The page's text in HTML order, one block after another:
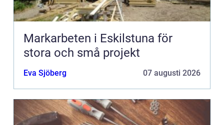
Markarbeten i Eskilstuna för
stora och små projekt
Eva Sjöberg 07 augusti 2026